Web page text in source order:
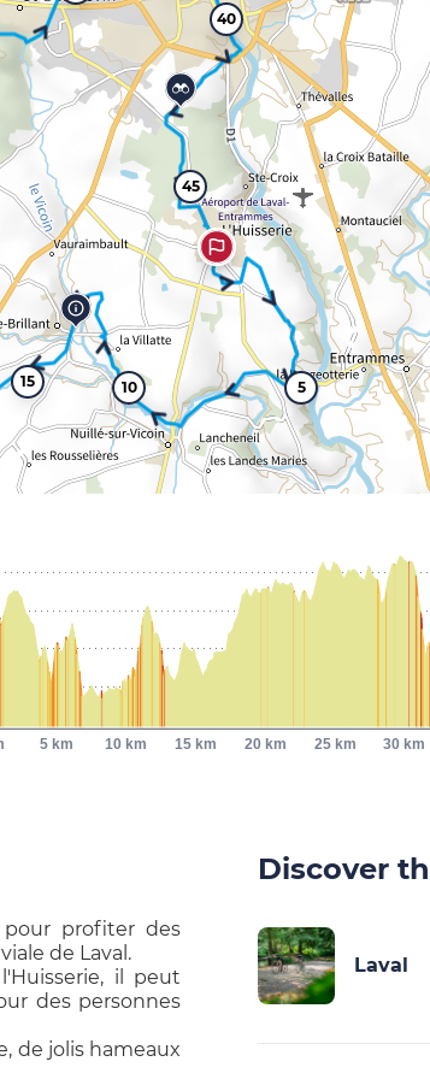
5
10
15
40
45
5 km 10 km 15 km 20 km 25 km 30 km
profiter des
de Laval.
il peut
des personnes
de jolis hameaux
Discover
Laval